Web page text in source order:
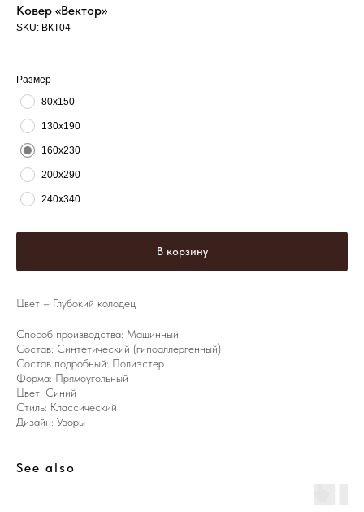
Ковер «Вектор»
SKU: ВКТ04
Размер
80х150
130х190
160х230
200х290
240х340
В корзину
Цвет – Глубокий колодец
Способ производства: Машинный
Состав: Синтетический (гипоаллергенный)
Состав подробный: Полиэстер
Форма: Прямоугольный
Цвет: Синий
Стиль: Классический
Дизайн: Узоры
See also